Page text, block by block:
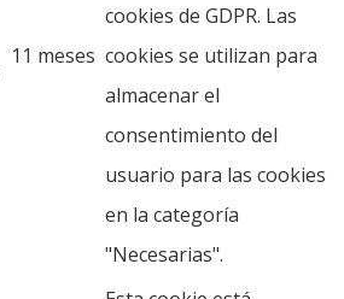
11 meses
cookies de GDPR. Las
cookies se utilizan para
almacenar el
consentimiento del
usuario para las cookies
en la categoría
"Necesarias".